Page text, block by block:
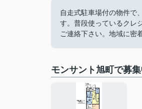
自走式駐車場付の物件で
す。普段使っているクレ
ご連絡下さい。地域に密
モンサント旭町で募